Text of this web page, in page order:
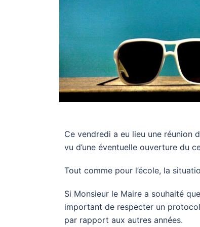
Ce vendredi a eu lieu une réunion
vu d’une éventuelle ouverture du
Tout comme pour l’école, la
Si Monsieur le Maire a souhaité
important de respecter un
par rapport aux autres années.